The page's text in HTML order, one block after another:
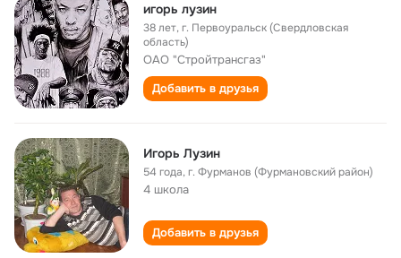
игорь лузин
38 лет,г. Первоуральск (Свердловская
область)
ОАО "Стройтрансгаз"
Добавить в друзья
Игорь Лузин
54 года,г. Фурманов (Фурмановский район)
4 школа
Добавить в друзья